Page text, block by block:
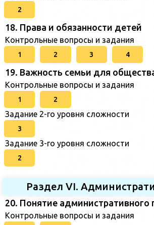
2
18. Права и обязанности детей
Контрольные вопросы и задания
1 2 3 4
19. Важность семьи для
Контрольные вопросы и задания
1 2
Задание 2-го уровня сложности
3
Задание 3-го уровня сложности
2
Раздел VI.
20. Понятие административного
Контрольные вопросы и задания